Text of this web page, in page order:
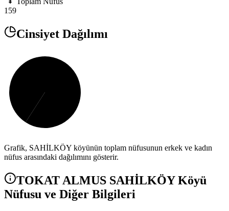
159
Cinsiyet Dağılımı
Grafik, SAHİLKÖY köyünün toplam nüfusunun erkek ve kadın
nüfus arasındaki dağılımını gösterir.
TOKAT ALMUS SAHİLKÖYKöyü
Nüfusu ve Diğer Bilgileri